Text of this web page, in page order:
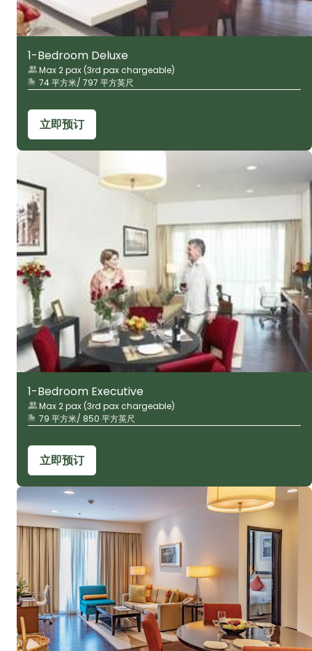
1-Bedroom Deluxe
Max 2 pax (3rd pax chargeable)
74 平方米/ 797 平方英尺
立即预订
1-Bedroom Executive
Max 2 pax (3rd pax chargeable)
79 平方米/ 850 平方英尺
立即预订